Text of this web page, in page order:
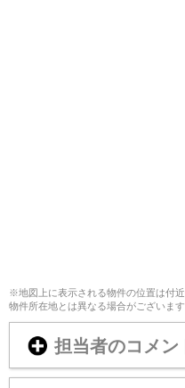
※地図上に表示される物件の位置は付
物件所在地とは異なる場合がございます
担当者のコメン